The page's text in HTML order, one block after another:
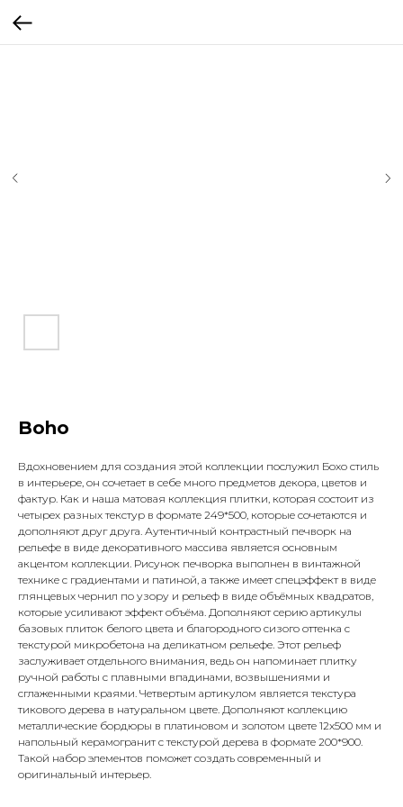
Boho
Вдохновением для создания этой коллекции послужил Бохо стиль
в интерьере, он сочетает в себе много предметов декора, цветов и
фактур. Как и наша матовая коллекция плитки, которая состоит из
четырех разных текстур в формате 249*500, которые сочетаются и
дополняют друг друга. Аутентичный контрастный печворк на
рельефе в виде декоративного массива является основным
акцентом коллекции. Рисунок печворка выполнен в винтажной
технике с градиентами и патиной, а также имеет спецэффект в виде
глянцевых чернил по узору и рельеф в виде объёмных квадратов,
которые усиливают эффект объёма. Дополняют серию артикулы
базовых плиток белого цвета и благородного сизого оттенка с
текстурой микробетона на деликатном рельефе. Этот рельеф
заслуживает отдельного внимания, ведь он напоминает плитку
ручной работы с плавными впадинами, возвышениями и
сглаженными краями. Четвертым артикулом является текстура
тикового дерева в натуральном цвете. Дополняют коллекцию
металлические бордюры в платиновом и золотом цвете 12х500 мм и
напольный керамогранит с текстурой дерева в формате 200*900.
Такой набор элементов поможет создать современный и
оригинальный интерьер.